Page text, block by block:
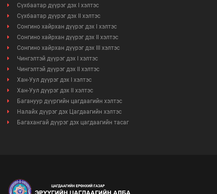
Сүхбаатар дүүрэг дэх I хэлтэс
Сүхбаатар дүүрэг дэх II хэлтэс
Сонгино хайрхан дүүрэг дэх I хэлтэс
Сонгино хайрхан дүүрэг дэх II хэлтэс
Сонгино хайрхан дүүрэг дэх III хэлтэс
Чингэлтэй дүүрэг дэх I хэлтэс
Чингэлтэй дүүрэг дэх II хэлтэс
Хан-Уул дүүрэг дэх I хэлтэс
Хан-Уул дүүрэг дэх II хэлтэс
Багануур дүүргийн цагдаагийн хэлтэс
Налайх дүүрэг дэх Цагдаагийн хэлтэс
Багахангай дүүрэг дэх цагдаагийн тасаг
Үйл ажиллагааны ил тод байдал
Өргөдөл, гомдлын мэдээ
Иргэдийг хүлээн авах хуваарь
Ажил үүргийн чиглэл, утасны дугаар